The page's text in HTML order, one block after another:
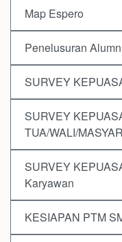
Map Espero
Penelusuran
SURVEY
SURVEY
TUA/WALI/
SURVEY
Karyawan
KESIAPAN PTM